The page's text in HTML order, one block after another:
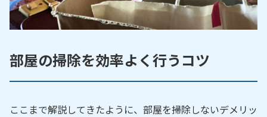
部屋の掃除を効率よく行うコツ
ここまで解説してきたように、部屋を掃除しないデメリッ